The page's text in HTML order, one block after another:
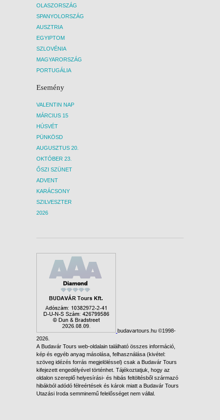
OLASZORSZÁG
SPANYOLORSZÁG
AUSZTRIA
EGYIPTOM
SZLOVÉNIA
MAGYARORSZÁG
PORTUGÁLIA
Esemény
VALENTIN NAP
MÁRCIUS 15
HÚSVÉT
PÜNKÖSD
AUGUSZTUS 20.
OKTÓBER 23.
ŐSZI SZÜNET
ADVENT
KARÁCSONY
SZILVESZTER
2026
budavartours.hu ©1998-
2026.
A Budavár Tours web-oldalain található összes információ,
kép és egyéb anyag másolása, felhasználása (kivétel:
szöveg idézés forrás megjelöléssel) csak a Budavár Tours
kifejezett engedélyével történhet. Tájékoztatjuk, hogy az
oldalon szereplő helyesírási- és hibás feltöltésből származó
hibákból adódó félreértések és károk miatt a Budavár Tours
Utazási Iroda semminemű felelősséget nem vállal.